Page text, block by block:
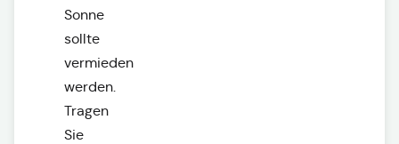
Sonne
sollte
vermieden
werden.
Tragen
Sie